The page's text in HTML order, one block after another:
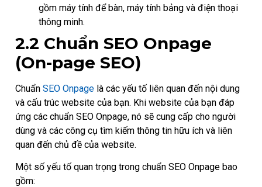
gồm máy tính để bàn, máy tính bảng và điện thoại
thông minh.
2.2 Chuẩn SEO Onpage
(On-page SEO)
Chuẩn SEO Onpage là các yếu tố liên quan đến nội dung
và cấu trúc website của bạn. Khi website của bạn đáp
ứng các chuẩn SEO Onpage, nó sẽ cung cấp cho người
dùng và các công cụ tìm kiếm thông tin hữu ích và liên
quan đến chủ đề của website.
Một số yếu tố quan trọng trong chuẩn SEO Onpage bao
gồm: